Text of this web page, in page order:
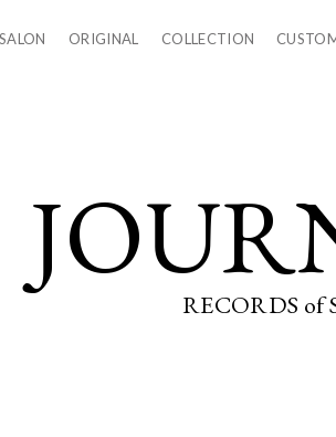
SALON ORIGINAL COLLECTION
RECORDS of